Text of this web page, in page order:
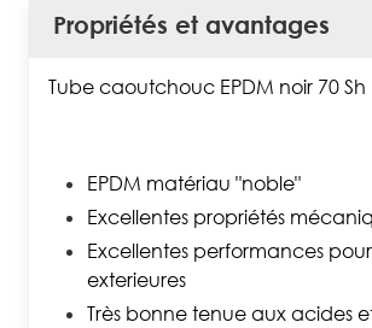
Propriétés et avantages
Tube caoutchouc EPDM noir 70 Sh
EPDM matériau "noble"
Excellentes propriétés
Excellentes performances
exterieures
Très bonne tenue aux acides